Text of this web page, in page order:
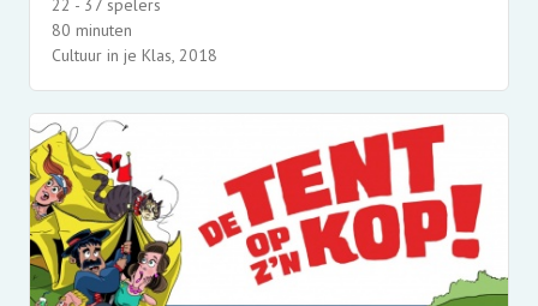
80 minuten
Cultuur in je Klas, 2018